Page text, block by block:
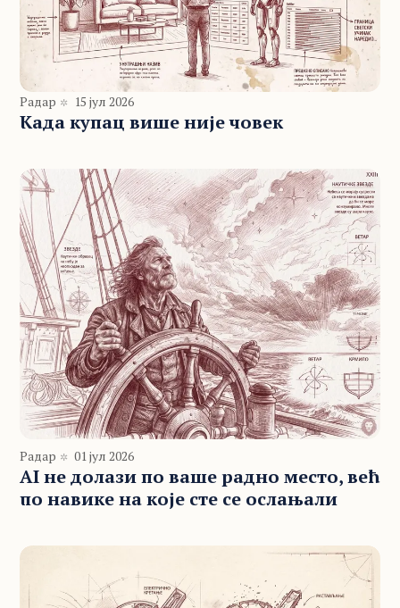
Радар 15 јул 2026
Када купац више није човек
Радар 01 јул 2026
AI не долази по ваше радно место, већ
по навике на које сте се ослањали